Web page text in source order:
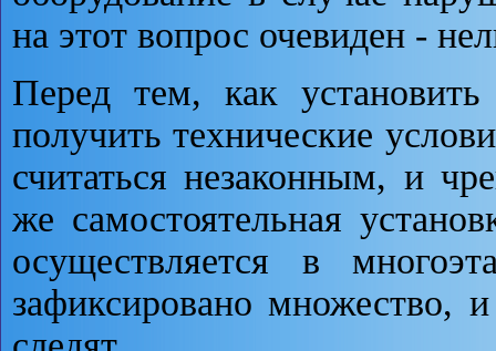
на этот вопрос очевиден -
Перед тем, как
получить технические
считаться незаконным, и
же самостоятельная
осуществляется в
зафиксировано множество,